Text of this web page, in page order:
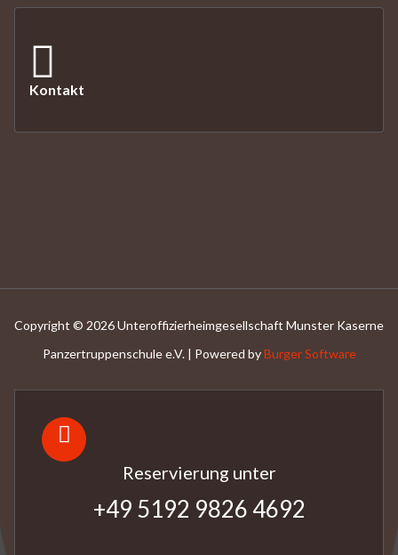
Kontakt
Copyright © 2026 Unteroffizierheimgesellschaft Munster Kaserne
Panzertruppenschule e.V. | Powered byBurger Software
Reservierung unter
+49 5192 9826 4692